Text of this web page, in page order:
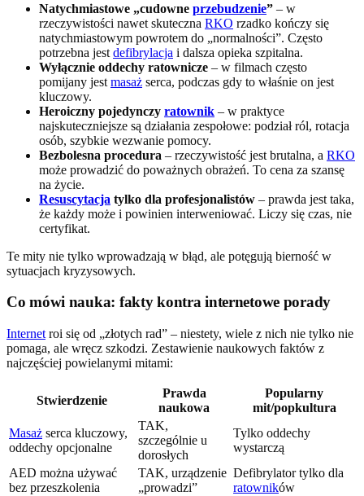
Natychmiastowe „cudowne przebudzenie” – w
rzeczywistości nawet skuteczna RKO rzadko kończy się
natychmiastowym powrotem do „normalności”. Często
potrzebna jest defibrylacja i dalsza opieka szpitalna.
Wyłącznie oddechy ratownicze – w filmach często
pomijany jest masaż serca, podczas gdy to właśnie on jest
kluczowy.
Heroiczny pojedynczy ratownik – w praktyce
najskuteczniejsze są działania zespołowe: podział ról, rotacja
osób, szybkie wezwanie pomocy.
Bezbolesna procedura – rzeczywistość jest brutalna, a RKO
może prowadzić do poważnych obrażeń. To cena za szansę
na życie.
Resuscytacja tylko dla profesjonalistów – prawda jest taka,
że każdy może i powinien interweniować. Liczy się czas, nie
certyfikat.
Te mity nie tylko wprowadzają w błąd, ale potęgują bierność w
sytuacjach kryzysowych.
Co mówi nauka: fakty kontra internetowe porady
Internet roi się od „złotych rad” – niestety, wiele z nich nie tylko nie
pomaga, ale wręcz szkodzi. Zestawienie naukowych faktów z
najczęściej powielanymi mitami:
Stwierdzenie
Prawda
naukowa
Popularny
mit/popkultura
Masaż serca kluczowy,
oddechy opcjonalne
TAK,
szczególnie u
dorosłych
Tylko oddechy
wystarczą
AED można używać
bez przeszkolenia
TAK, urządzenie
„prowadzi”
Defibrylator tylko dla
ratowników